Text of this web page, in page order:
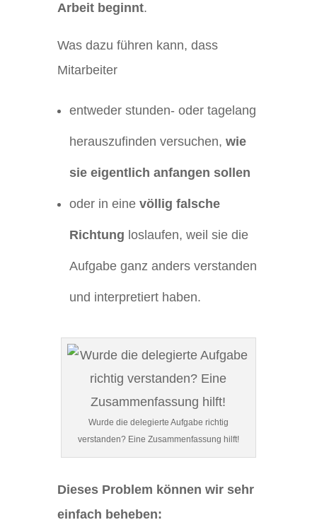
Arbeit beginnt.
Was dazu führen kann, dass
Mitarbeiter
entweder stunden- oder tagelang
herauszufinden versuchen,wie
sie eigentlich anfangen sollen
oder in einevöllig falsche
Richtung loslaufen, weil sie die
Aufgabe ganz anders verstanden
und interpretiert haben.
Wurde die delegierte Aufgabe richtig
verstanden? Eine Zusammenfassung hilft!
Dieses Problem können wir sehr
einfach beheben: